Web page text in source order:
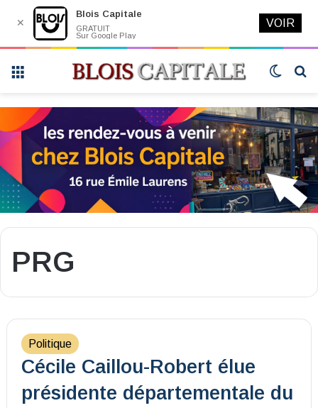
Switch
PRG
Politique
Cécile Caillou-Robert élue
présidente départementale du
✕
Blois Capitale
GRATUIT
Sur Google Play
VOIR